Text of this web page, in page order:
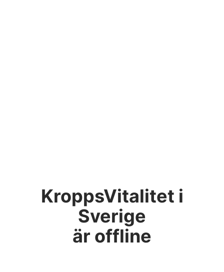
KroppsVitalitet i
Sverige
är offline